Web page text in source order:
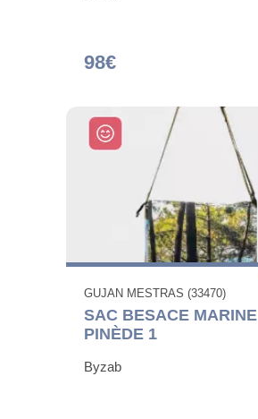
98€
GUJAN MESTRAS (33470)
SAC BESACE MARINE
PINÈDE 1
Byzab